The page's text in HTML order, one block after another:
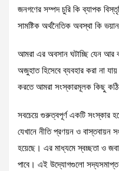
জনগণের সম্পদ চুরি কি ব্যাপক
সামষ্টিক অর্থনৈতিক অবস্থা কি
আমরা এর অবসান ঘটাচ্ছি যেন
অজুহাত হিসেবে ব্যবহার করা না
করতে আমরা সংস্কারমূলক কিছু
সবচেয়ে গুরুত্বপূর্ণ একটি সংস্কার
যেখানে নীতি প্রণয়ন ও
হয়েছে। এর মাধ্যমে স্বচ্ছতা ও
পাবে। এই উদ্যোগগুলো সদ্যসমাপ্ত